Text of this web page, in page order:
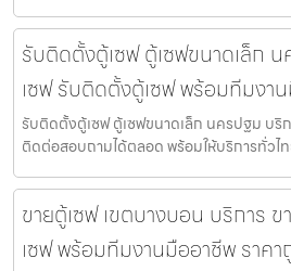
รับติดตั้งตู้เซฟ ตู้เซฟขนาดเล็ก
เซฟ รับติดตั้งตู้เซฟ พร้อมทีมงา
รับติดตั้งตู้เซฟ ตู้เซฟขนาดเล็ก นครปฐม บริ
ติดต่อสอบถามได้ตลอด พร้อมให้บริการทั่วไ
ขายตู้เซฟ เขตบางบอน บริการ
เซฟ พร้อมทีมงานมืออาชีพ ราคา